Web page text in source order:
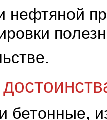
нефтяной
бетонные,